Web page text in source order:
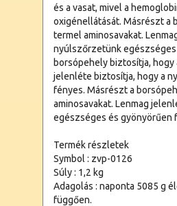
és a vasat, mivel a
oxigénellátását. Másrészt a
termel aminosavakat.
nyúlszőrzetünk
borsópehely biztosítja, hogy
jelenléte biztosítja, hogy a
fényes. Másrészt a
aminosavakat. Lenmag
egészséges és gyönyörűen
Termék részletek
Symbol : zvp-0126
Súly : 1,2 kg
Adagolás : naponta 5085 g
függően.